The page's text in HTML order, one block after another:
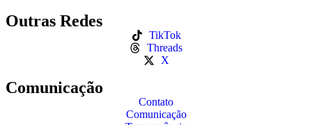
Outras Redes
TikTok
Threads
X
Comunicação
Contato
Comunicação